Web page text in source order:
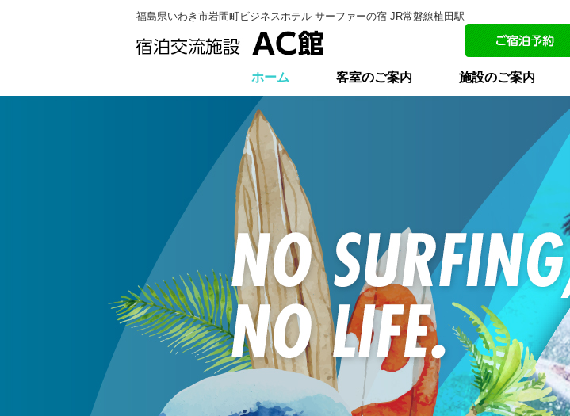
福島県いわき市岩間町ビジネスホテル サーファーの宿 JR常磐線植田駅
ホーム 客室のご案内 施設のご案内